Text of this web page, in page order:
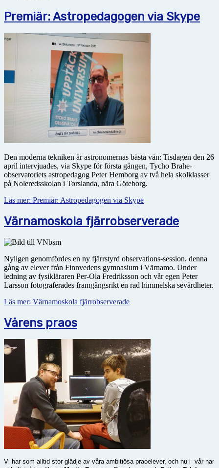
Premiär: Astropedagogen via Skype
Den moderna tekniken är astronomernas bästa vän: Tisdagen den 26
april intervjuades, via Skype för första gången, Tycho Brahe-
observatoriets astropedagog Peter Hemborg av två hela skolklasser
på Noleredsskolan i Torslanda, nära Göteborg.
Läs mer: Premiär: Astropedagogen via Skype
Värnamoskola fjärrobserverade
Nyligen genomfördes en ny fjärrstyrd observations-session, denna
gång av elever från Finnvedens gymnasium i Värnamo. Under
ledning av fysikläraren Per-Ola Fredriksson och vår egen Peter
Larsson fotograferades framgångsrikt en rad himmelska sevärdheter.
Läs mer: Värnamoskola fjärrobserverade
Vårens praos
Vi har som alltid stor glädje av våra ambitiösa praoelever, och nu i vår har